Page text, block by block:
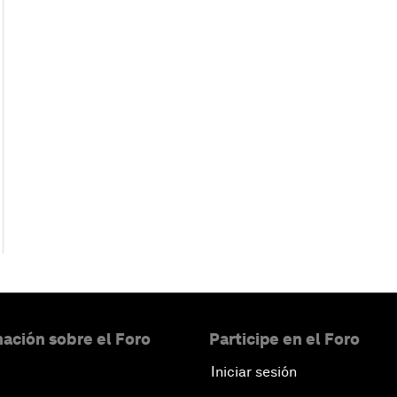
sobre el Foro Participe en el Foro
Iniciar sesión